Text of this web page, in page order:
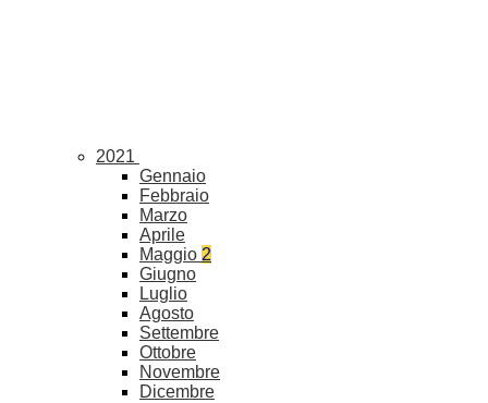
2021
Gennaio
Febbraio
Marzo
Aprile
Maggio 2
Giugno
Luglio
Agosto
Settembre
Ottobre
Novembre
Dicembre